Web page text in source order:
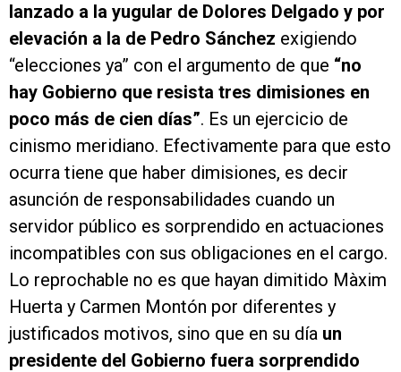
lanzado a la yugular de Dolores Delgado y por
elevación a la de Pedro Sánchez exigiendo
“elecciones ya” con el argumento de que “no
hay Gobierno que resista tres dimisiones en
poco más de cien días”. Es un ejercicio de
cinismo meridiano. Efectivamente para que esto
ocurra tiene que haber dimisiones, es decir
asunción de responsabilidades cuando un
servidor público es sorprendido en actuaciones
incompatibles con sus obligaciones en el cargo.
Lo reprochable no es que hayan dimitido Màxim
Huerta y Carmen Montón por diferentes y
justificados motivos, sino que en su día un
presidente del Gobierno fuera sorprendido